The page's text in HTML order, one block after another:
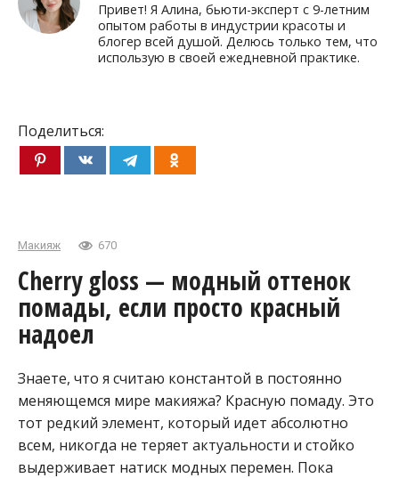
Привет! Я Алина, бьюти-эксперт с 9-летним
опытом работы в индустрии красоты и
блогер всей душой. Делюсь только тем, что
использую в своей ежедневной практике.
Поделиться:
Макияж 670
Cherry gloss — модный оттенок
помады, если просто красный
надоел
Знаете, что я считаю константой в постоянно
меняющемся мире макияжа? Красную помаду. Это
тот редкий элемент, который идет абсолютно
всем, никогда не теряет актуальности и стойко
выдерживает натиск модных перемен. Пока